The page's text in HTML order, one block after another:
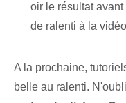
oir le résultat
de ralenti à la
A la prochaine,
belle au ralenti.